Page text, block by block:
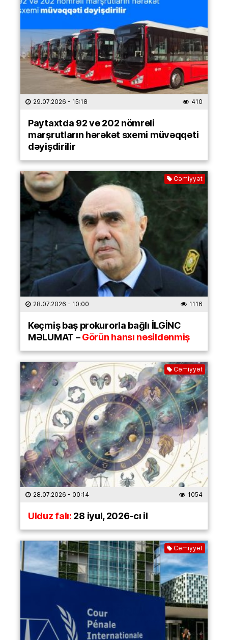
29.07.2026 - 15:18 410
Paytaxtda 92 və 202 nömrəli
marşrutların hərəkət sxemi müvəqqəti
dəyişdirilir
Cəmiyyət
28.07.2026 - 10:00 1116
Keçmiş baş prokurorla bağlı İLGİNC
MƏLUMAT –Görün hansı nəsildənmiş
Cəmiyyət
28.07.2026 - 00:14 1054
Ulduz falı:28 iyul, 2026-cı il
Cəmiyyət